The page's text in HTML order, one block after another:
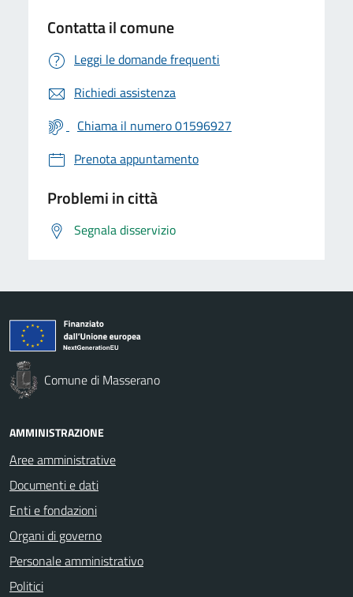
Contatta il comune
Leggi le domande frequenti
Richiedi assistenza
Chiama il numero 01596927
Prenota appuntamento
Problemi in città
Segnala disservizio
Comune di Masserano
AMMINISTRAZIONE
Aree amministrative
Documenti e dati
Enti e fondazioni
Organi di governo
Personale amministrativo
Politici